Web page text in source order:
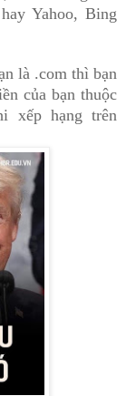
Yahoo, Bing
là .com thì bạn
của bạn thuộc
xếp hạng trên